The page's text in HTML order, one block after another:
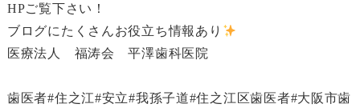
HPご覧下さい！
ブログにたくさんお役立ち情報あり
医療法人 福涛会 平澤歯科医院
歯医者#住之江#安立#我孫子道#住之江区歯医者#大阪市歯